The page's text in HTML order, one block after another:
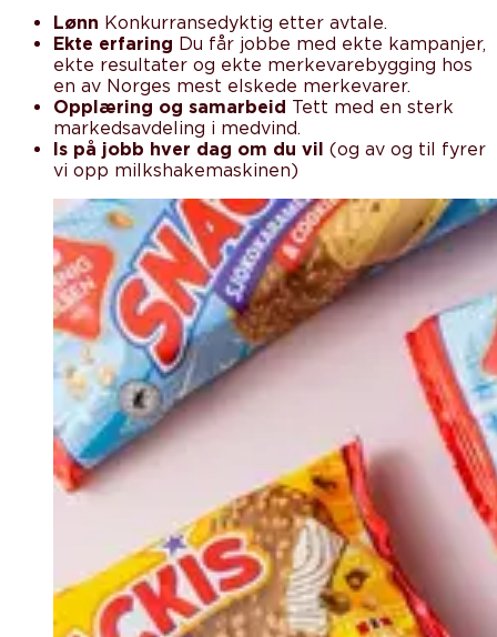
Lønn Konkurransedyktig etter avtale.
Ekte erfaring Du får jobbe med ekte kampanjer,
ekte resultater og ekte merkevarebygging hos
en av Norges mest elskede merkevarer.
Opplæring og samarbeid Tett med en sterk
markedsavdeling i medvind.
Is på jobb hver dag om du vil (og av og til fyrer
vi opp milkshakemaskinen)